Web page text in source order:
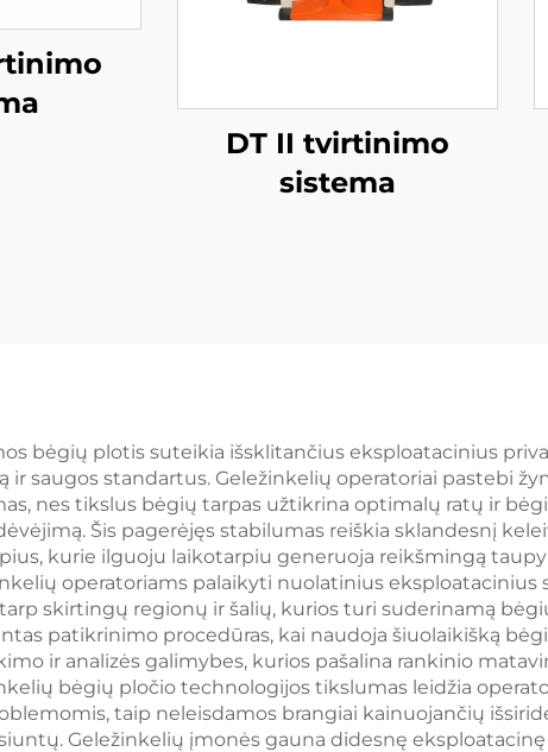
DT II tvirtinimo
sistema
bėgių plotis suteikia išsklitančius eksploatacinius
ir saugos standartus. Geležinkelių operatoriai pastebi
nes tikslus bėgių tarpas užtikrina optimalų ratų ir
Šis pagerėjęs stabilumas reiškia sklandesnį
kurie ilguoju laikotarpiu generuoja reikšmingą
operatoriams palaikyti nuolatinius
skirtingų regionų ir šalių, kurios turi suderinamą
patikrinimo procedūras, kai naudoja šiuolaikišką
ir analizės galimybes, kurios pašalina rankinio
bėgių pločio technologijos tikslumas leidžia
taip neleisdamos brangiai kainuojančių
Geležinkelių įmonės gauna didesnę